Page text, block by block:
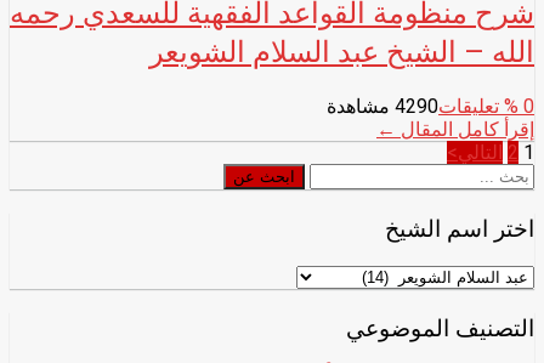
شرح منظومة القواعد الفقهية للسعدي رحمه
الله – الشيخ عبد السلام الشويعر
0 % تعليقات4290 مشاهدة
إقرأ كامل المقال ←
تصفّح
المقالات
1
2 التالي>
ابحث
عن
ابحث عن
اختر اسم الشيخ
اختر
الشيخ
التصنيف الموضوعي